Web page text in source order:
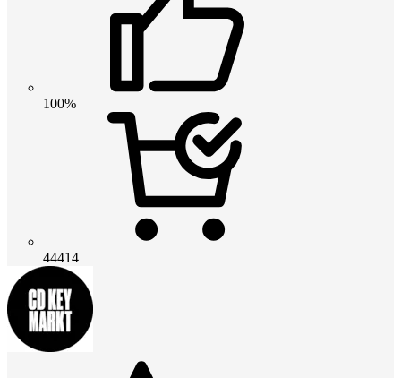
100%
44414